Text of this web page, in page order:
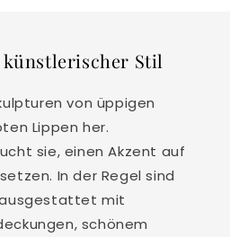
künstlerischer Stil
von üppigen
Lippen her.
sie, einen Akzent auf
In der Regel sind
mit
schönem